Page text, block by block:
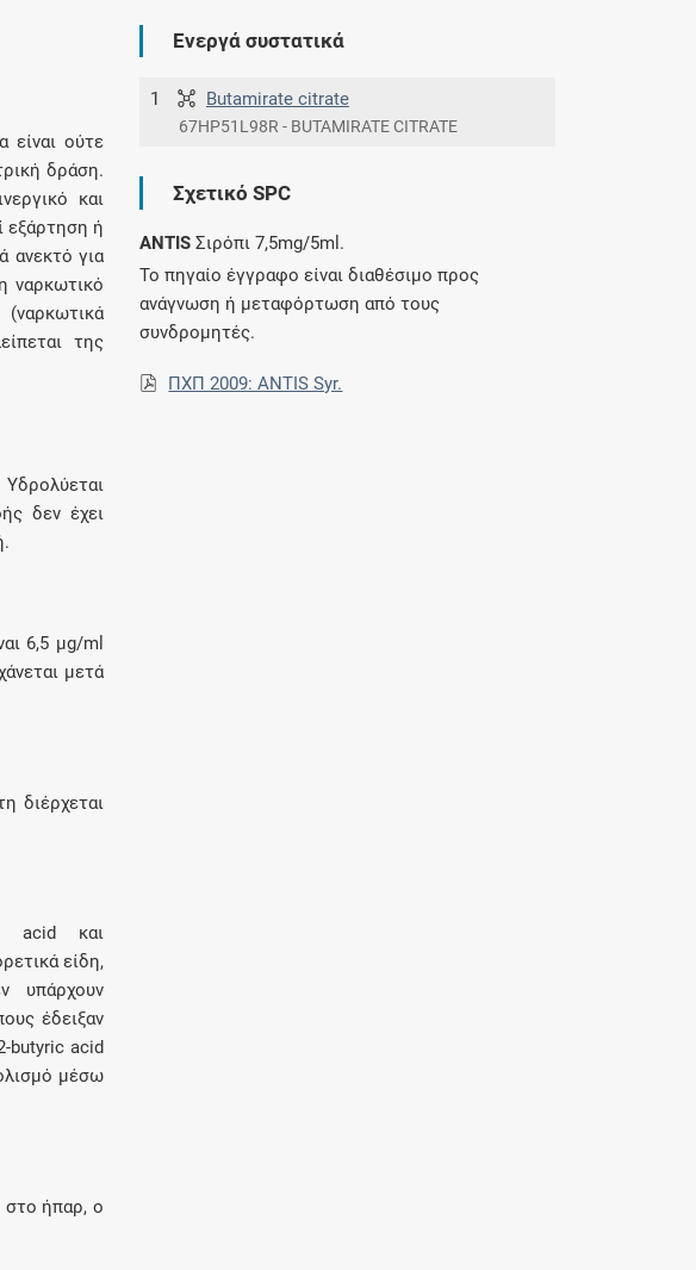
είναι ούτε
δράση.
και
εξάρτηση ή
ανεκτό για
ναρκωτικό
της
δεν έχει
6,5 μg/ml
μετά
διέρχεται
acid και
είδη,
υπάρχουν
έδειξαν
butyric acid
μέσω
στο ήπαρ, ο
Ενεργά συστατικά
1 Butamirate citrate
67HP51L98R - BUTAMIRATE CITRATE
Σχετικό SPC
ANTIS Σιρόπι 7,5mg/5ml.
Το πηγαίο έγγραφο είναι διαθέσιμο προς
ανάγνωση ή μεταφόρτωση από τους
συνδρομητές.
ΠΧΠ 2009: ANTIS Syr.